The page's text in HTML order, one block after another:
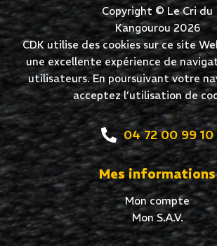
Copyright © Le Cri du
Kangourou 2026
CDK utilise des cookies sur ce site
une excellente expérience de
utilisateurs. En poursuivant votre
acceptez l’utilisation de
04 72 00 99 10
Mes informations
Mon compte
Mon S.A.V.